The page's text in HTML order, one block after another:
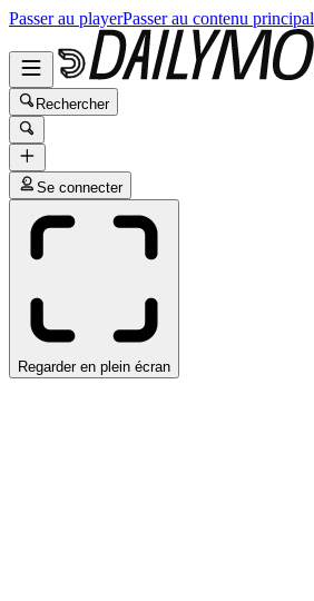
Passer au playerPasser au contenu principal
Rechercher
Se connecter
Regarder en plein écran